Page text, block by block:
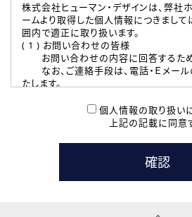
株式会社ヒューマン・デザインは、弊社
ームより取得した個人情報につきまし
囲内で適正に取り扱います。
( 1 ) お問い合わせの皆様
お問い合わせの内容に回答するため
なお、ご連絡手段は、電話・Ｅメー
たします。
本登録に関するご連絡および本登録
たします。
( 3 ) スタッフ派遣を検討されている企業
お問い合わせの内容に回答するため
なお、ご連絡手段は、電話・Ｅメール
個人情報の取り扱いに
上記の記載に同意